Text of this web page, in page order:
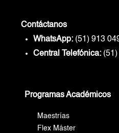
Contáctanos
WhatsApp: (51) 913
Central Telefónica:
Programas Académicos
Maestrías
Flex Máster